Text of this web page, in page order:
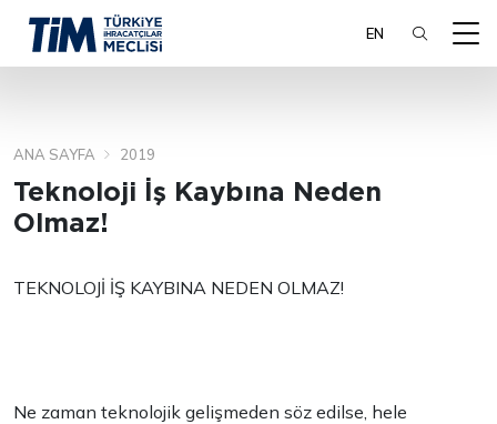
EN
ANA SAYFA 2019
Teknoloji İş Kaybına Neden
Olmaz!
TEKNOLOJİ İŞ KAYBINA NEDEN OLMAZ!
Ne zaman teknolojik gelişmeden söz edilse, hele